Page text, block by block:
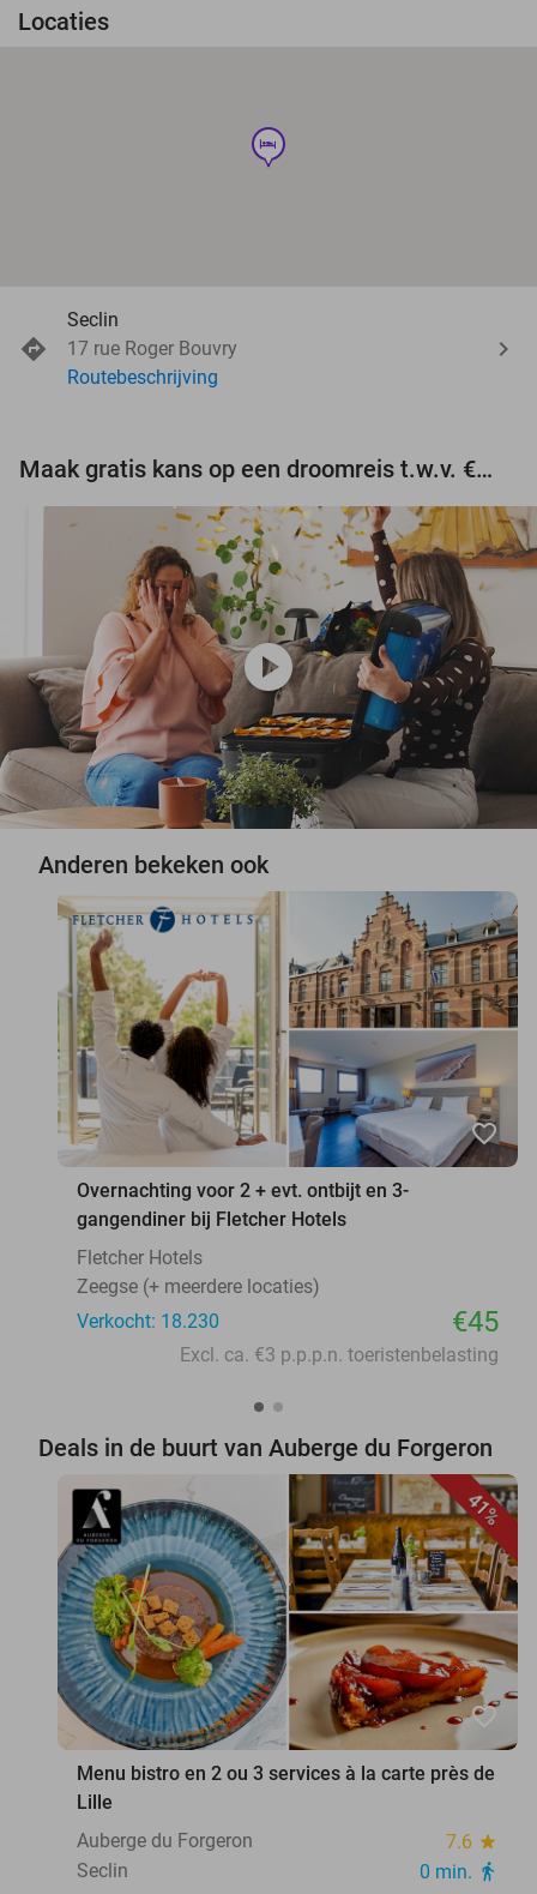
Locaties
hotel
Seclin
17 rue Roger Bouvry
Routebeschrijving
Maak gratis kans op een droomreis t.w.v. €3.000!
play_circle
Anderen bekeken ook
favorite_border
Overnachting voor 2 + evt. ontbijt en 3-
gangendiner bij Fletcher Hotels
Fletcher Hotels
Zeegse (+ meerdere locaties)
Verkocht: 18.230
€45
Excl. ca. €3 p.p.p.n. toeristenbelasting
Deals in de buurt van Auberge du Forgeron
41%
favorite_border
Menu bistro en 2 ou 3 services à la carte près de
Lille
Auberge du Forgeron
7.6 star
Seclin 0 min. directions_walk